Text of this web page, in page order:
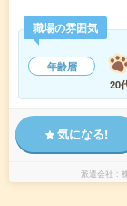
職場の雰囲気
年齢層
20
気になる!
派遣会社